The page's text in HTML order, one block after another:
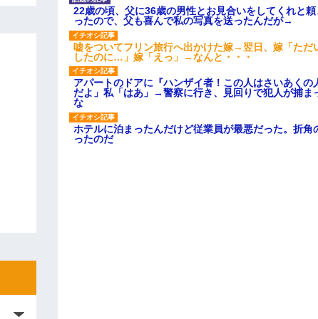
22歳の頃、父に36歳の男性とお見合いをしてくれと
ったので、父も喜んで私の写真を送ったんだが→
嘘をついてフリン旅行へ出かけた嫁→翌日、嫁「た
したのに…」嫁「えっ」→なんと・・・
アパートのドアに『ハンザイ者！この人はさいあく
だよ」私「はあ」→警察に行き、見回りで犯人が捕
な
ホテルに泊まったんだけど従業員が最悪だった。折
ったのだ